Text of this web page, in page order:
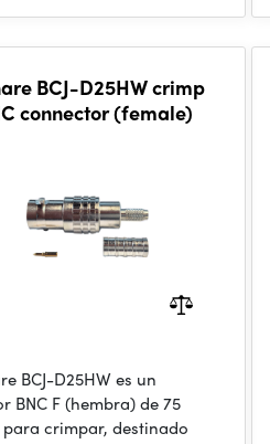
BCJ-D25HW crimp
connector (female)
BCJ-D25HW es un
BNC F (hembra) de 75
crimpar, destinado